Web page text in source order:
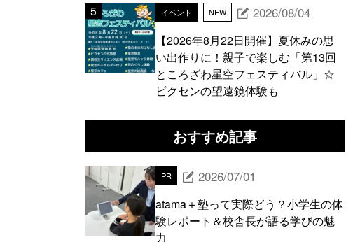
イベント NEW 2026/08/04
【2026年8月22日開催】夏休みの思
い出作りに！親子で楽しむ「第13回
ところざわ星空フェスティバル」☆
ビクセンの望遠鏡体験も
おすすめ記事
PR 2026/07/01
atama＋塾って実際どう？小学生の体
験レポート＆校舎長が語る学びの魅
力